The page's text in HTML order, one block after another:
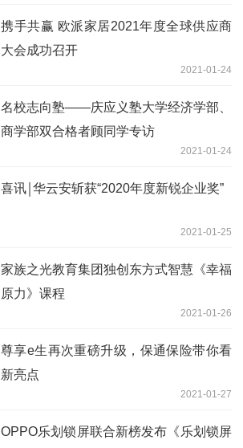
携手共赢 欧派家居2021年度全球供应商
大会成功召开
2021-01-24
名校志向塾——庆应义塾大学经济学部、
商学部双合格者顾同学专访
2021-01-24
喜讯￨华云安斩获“2020年度新锐企业奖”
2021-01-25
家族之光教育集团独创东方式智慧《幸福
原力》课程
2021-01-26
尊享e生再次重磅升级，保通保险带你看
新亮点
2021-01-27
OPPO乐划锁屏联合新榜发布《乐划锁屏